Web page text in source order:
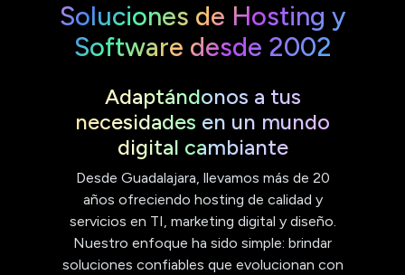
Soluciones de Hosting y
Software desde 2002
Adaptándonos a tus
necesidades en un mundo
digital cambiante
Desde Guadalajara, llevamos más de 20
años ofreciendo hosting de calidad y
servicios en TI, marketing digital y diseño.
Nuestro enfoque ha sido simple: brindar
soluciones confiables que evolucionan con